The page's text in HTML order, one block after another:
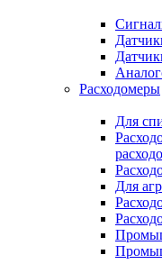
Расходомеры
Для
Для